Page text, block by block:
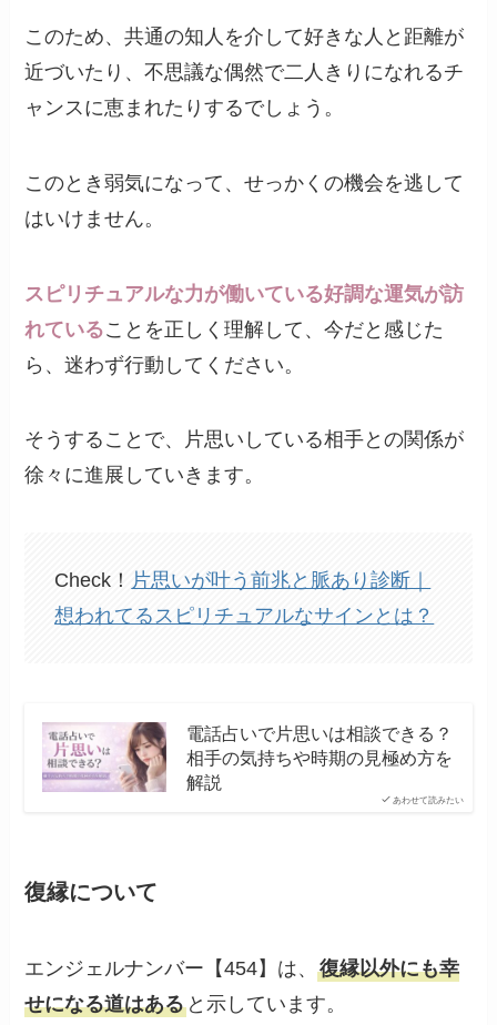
このため、共通の知人を介して好きな人と距離が
近づいたり、不思議な偶然で二人きりになれるチ
ャンスに恵まれたりするでしょう。
このとき弱気になって、せっかくの機会を逃して
はいけません。
スピリチュアルな力が働いている好調な運気が訪
れていることを正しく理解して、今だと感じた
ら、迷わず行動してください。
そうすることで、片思いしている相手との関係が
徐々に進展していきます。
Check！ 片思いが叶う前兆と脈あり診断｜
想われてるスピリチュアルなサインとは？
あわせて読みたい
電話占いで片思いは相談できる？
相手の気持ちや時期の見極め方を
解説
復縁について
エンジェルナンバー【454】は、復縁以外にも幸
せになる道はある と示しています。